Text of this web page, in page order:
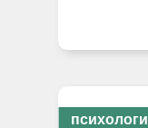
психологи